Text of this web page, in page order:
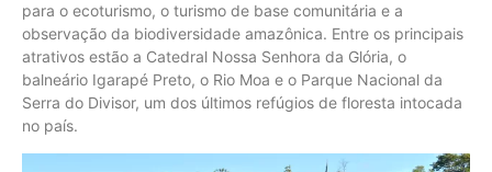
para o ecoturismo, o turismo de base comunitária e a
observação da biodiversidade amazônica. Entre os principais
atrativos estão a Catedral Nossa Senhora da Glória, o
balneário Igarapé Preto, o Rio Moa e o Parque Nacional da
Serra do Divisor, um dos últimos refúgios de floresta intocada
no país.